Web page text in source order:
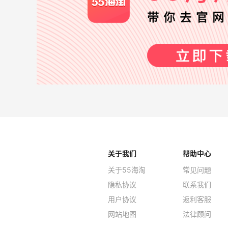
关于我们
关于55海淘
隐私协议
用户协议
网站地图
帮助中心
常见问题
联系我们
返利客服
法律顾问